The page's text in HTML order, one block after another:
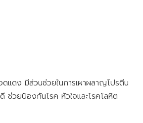
ดแดง มีส่วนช่วยในการเผาผลาญโปรตีน
ช่วยป้องกันโรค หัวใจและโรคโลหิต